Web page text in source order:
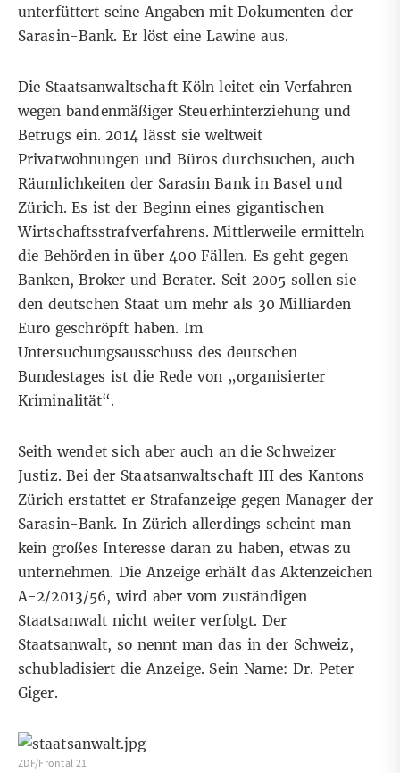
unterfüttert seine Angaben mit Dokumenten der
Sarasin-Bank. Er löst eine Lawine aus.
Die Staatsanwaltschaft Köln leitet ein Verfahren
wegen bandenmäßiger Steuerhinterziehung und
Betrugs ein. 2014 lässt sie weltweit
Privatwohnungen und Büros durchsuchen, auch
Räumlichkeiten der Sarasin Bank in Basel und
Zürich. Es ist der Beginn eines gigantischen
Wirtschaftsstrafverfahrens. Mittlerweile ermitteln
die Behörden in über 400 Fällen. Es geht gegen
Banken, Broker und Berater. Seit 2005 sollen sie
den deutschen Staat um mehr als 30 Milliarden
Euro geschröpft haben. Im
Untersuchungsausschuss des deutschen
Bundestages ist die Rede von „organisierter
Kriminalität“.
Seith wendet sich aber auch an die Schweizer
Justiz. Bei der Staatsanwaltschaft III des Kantons
Zürich erstattet er Strafanzeige gegen Manager der
Sarasin-Bank. In Zürich allerdings scheint man
kein großes Interesse daran zu haben, etwas zu
unternehmen. Die Anzeige erhält das Aktenzeichen
A-2/2013/56, wird aber vom zuständigen
Staatsanwalt nicht weiter verfolgt. Der
Staatsanwalt, so nennt man das in der Schweiz,
schubladisiert die Anzeige. Sein Name: Dr. Peter
Giger.
ZDF/Frontal 21